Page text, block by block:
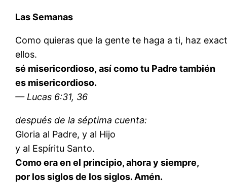
Las Semanas
Como quieras que la gente te haga a ti, haz
ellos.
sé misericordioso, así como tu Padre también
es misericordioso.
— Lucas 6:31, 36
después de la séptima cuenta:
Gloria al Padre, y al Hijo
y al Espíritu Santo.
Como era en el principio, ahora y siempre,
por los siglos de los siglos. Amén.